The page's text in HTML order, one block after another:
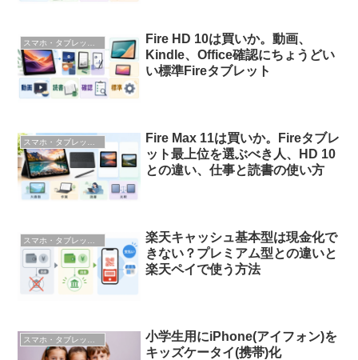
Fire HD 10は買いか。動画、
Kindle、Office確認にちょうどい
い標準Fireタブレット
Fire Max 11は買いか。Fireタブレ
ット最上位を選ぶべき人、HD 10
との違い、仕事と読書の使い方
スマホ・タブレット・ガジェット
楽天キャッシュ基本型は現金化で
きない？プレミアム型との違いと
楽天ペイで使う方法
小学生用にiPhone(アイフォン)を
キッズケータイ(携帯)化